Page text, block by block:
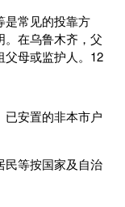
是常见的投靠方
。在乌鲁木齐，‌父
父母或监护人。‌‌1‌‌2
已安置的非本市户
民‌等按国家及自治